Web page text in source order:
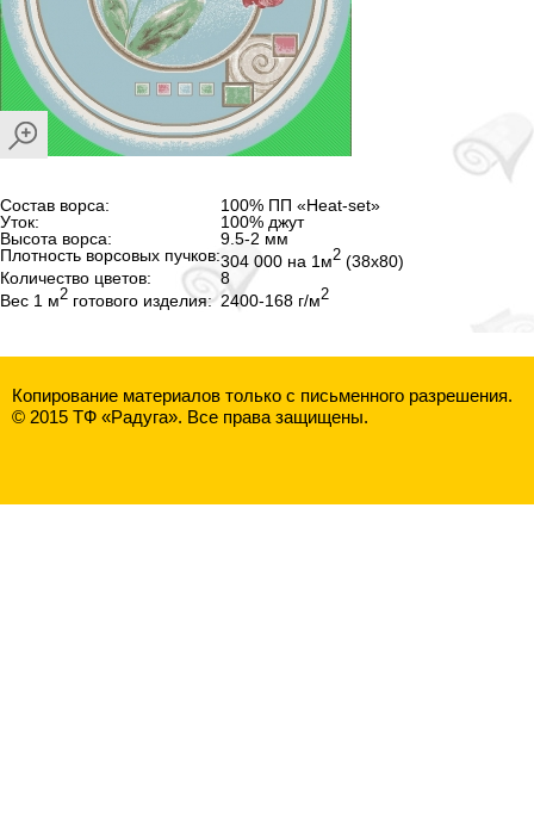
Состав ворса:
100% ПП «Heat-set»
Уток:
100% джут
Высота ворса:
9.5-2 мм
Плотность ворсовых пучков:304 000 на 1м2 (38х80)
Количество цветов:
8
Вес 1 м2 готового изделия: 2400-168 г/м2
Копирование материалов только с письменного разрешения.
© 2015 ТФ «Радуга». Все права защищены.